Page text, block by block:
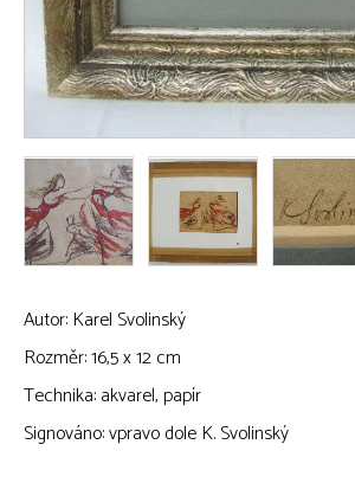
Autor: Karel Svolinský
Rozměr: 16,5 x 12 cm
Technika: akvarel, papír
Signováno: vpravo dole K. Svolinský